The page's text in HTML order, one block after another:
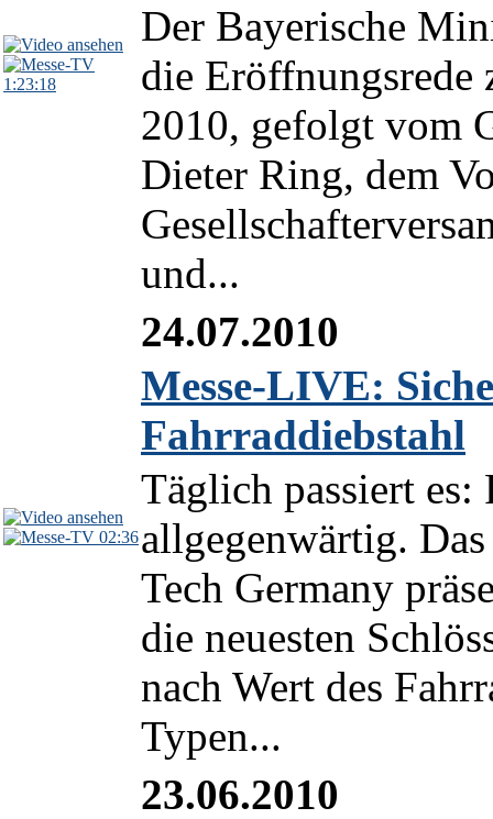
1:23:18
Der Bayerische
die Eröffnungsrede
2010, gefolgt vom
Dieter Ring, dem
und...
02:36
24.07.2010
Messe-LIVE:
Fahrraddiebstahl
Täglich passiert es:
allgegenwärtig.
Tech Germany
die neuesten
nach Wert des
Typen...
23.06.2010